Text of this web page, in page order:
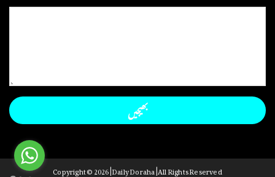
Copyright ©2026 | Daily Doraha | All Rights Reserved